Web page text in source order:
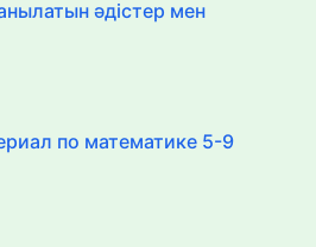
әдістер мен
по математике 5-9